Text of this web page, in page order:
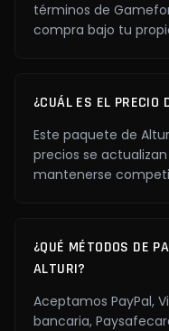
términos de
compra bajo tu
¿CUÁL ES EL PRECIO
Este paquete de
precios se
mantenerse
¿QUÉ MÉTODOS DE
ALTURI?
Aceptamos PayPal,
bancaria,